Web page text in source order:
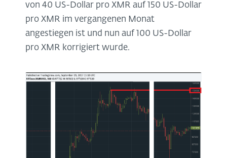
von 40 US-Dollar pro XMR auf 150 US-Dollar
pro XMR im vergangenen Monat
angestiegen ist und nun auf 100 US-Dollar
pro XMR korrigiert wurde.